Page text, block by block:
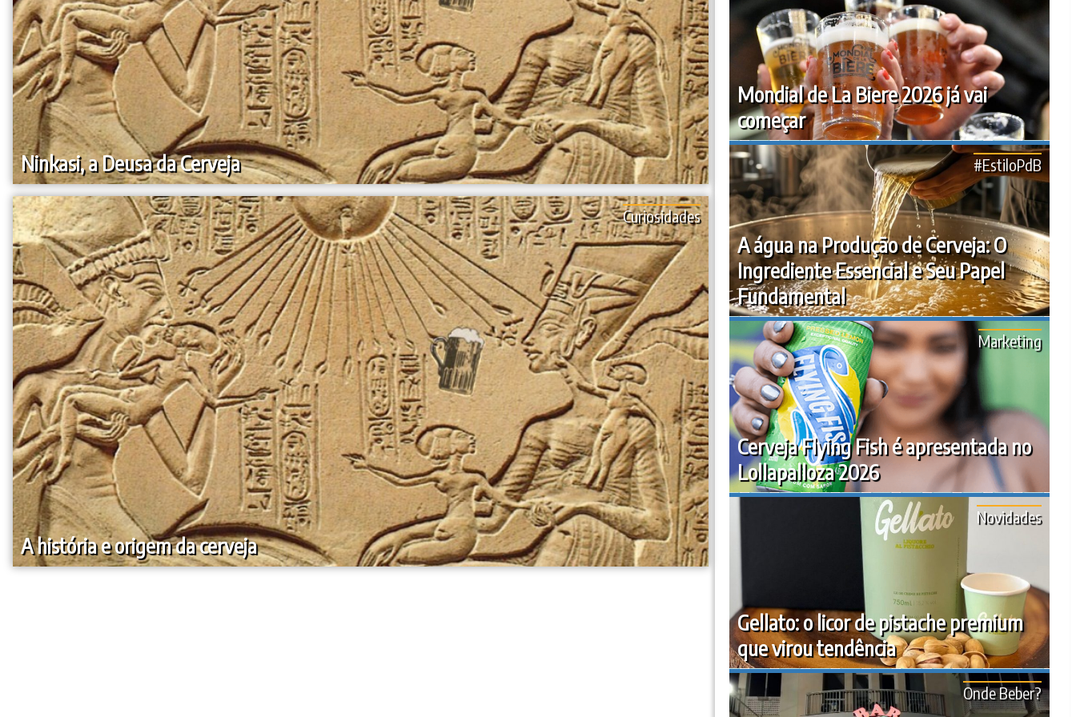
Ninkasi, a Deusa da Cerveja
A história e origem da cerveja
Curiosidades
Mondial de La Biere 2026 já vai
começar
A água na Produção de Cerveja: O
Ingrediente Essencial e Seu Papel
Fundamental
#EstiloPdB
Cerveja Flying Fish é apresentada no
Lollapalloza 2026
Marketing
Gellato: o licor de pistache premium
que virou tendência
Novidades
Onde Beber?